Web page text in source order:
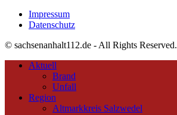
Impressum
Datenschutz
© sachsenanhalt112.de - All Rights Reserved.
Aktuell
Brand
Unfall
Region
Altmarkkreis Salzwedel